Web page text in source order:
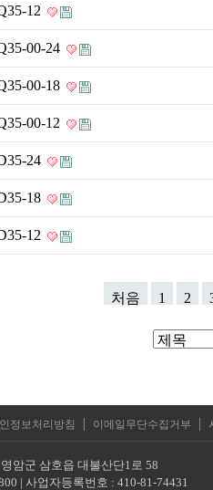
12
00-24
00-18
00-12
24
18
12
처음 1 2
정보처리방침 | 이메일무단수집거부 |
암군 삼호읍 대불산단1로 58
| 사업자등록번호 : 410-81-74431